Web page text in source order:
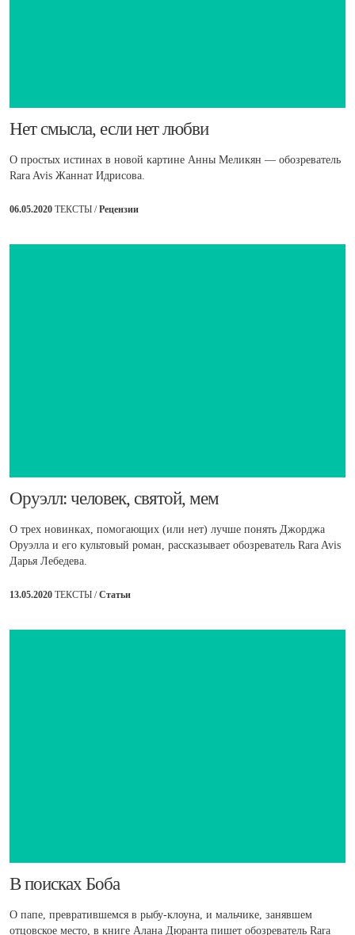
​Нет смысла, если нет любви
О простых истинах в новой картине Анны Меликян — обозреватель
Rara Avis Жаннат Идрисова.
06.05.2020 ТЕКСТЫ /Рецензии
​Оруэлл: человек, святой, мем
О трех новинках, помогающих (или нет) лучше понять Джорджа
Оруэлла и его культовый роман, рассказывает обозреватель Rara Avis
Дарья Лебедева.
13.05.2020 ТЕКСТЫ /Статьи
​В поисках Боба
О папе, превратившемся в рыбу-клоуна, и мальчике, занявшем
отцовское место, в книге Алана Дюранта пишет обозреватель Rara